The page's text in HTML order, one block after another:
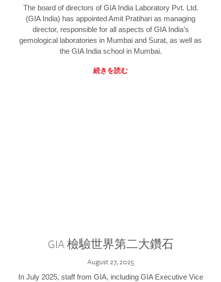
The board of directors of GIA India Laboratory Pvt. Ltd.
(GIA India) has appointed Amit Pratihari as managing
director, responsible for all aspects of GIA India’s
gemological laboratories in Mumbai and Surat, as well as
the GIA India school in Mumbai.
続きを読む
GIA 檢驗世界第二大鑽石
August 27, 2025
In July 2025, staff from GIA, including GIA Executive Vice